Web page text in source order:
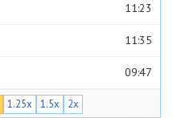
11:23
11:35
09:47
1.25x 1.5x 2x